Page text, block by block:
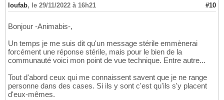
loufab, le 29/11/2022 à 16h21 #10
Bonjour -Animabis-,
Un temps je me suis dit qu'un message stérile emmènerai
forcément une réponse stérile, mais pour le bien de la
communauté voici mon point de vue technique. Entre autre...
Tout d'abord ceux qui me connaissent savent que je ne range
personne dans des cases. Si ils y sont c'est qu'ils s'y placent
d'eux-mêmes.